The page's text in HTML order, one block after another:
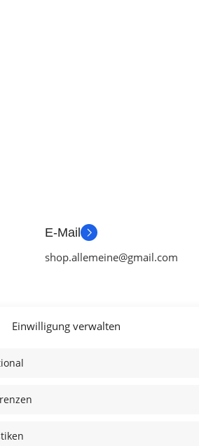
Einwilligung verwalten
E-Mail
shop.allemeine@gmail.com
& Rückgabe